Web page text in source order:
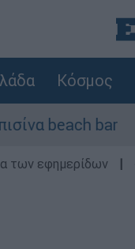
Κόσμος
bar
των εφημερίδων